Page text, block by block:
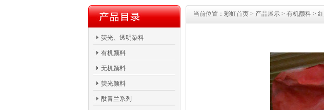
荧光、透明染料
有机颜料
无机颜料
荧光颜料
酞青兰系列
当前位置：彩虹首页 > 产品展示 > 有机颜料 > 红